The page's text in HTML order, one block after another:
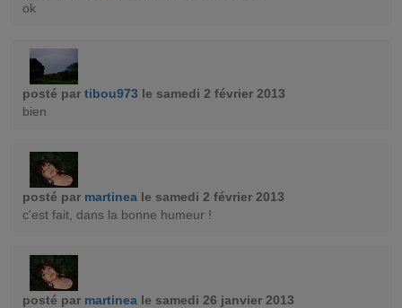
ok
posté par tibou973 le samedi 2 février 2013
bien
posté par martinea le samedi 2 février 2013
c'est fait, dans la bonne humeur !
posté par martinea le samedi 26 janvier 2013